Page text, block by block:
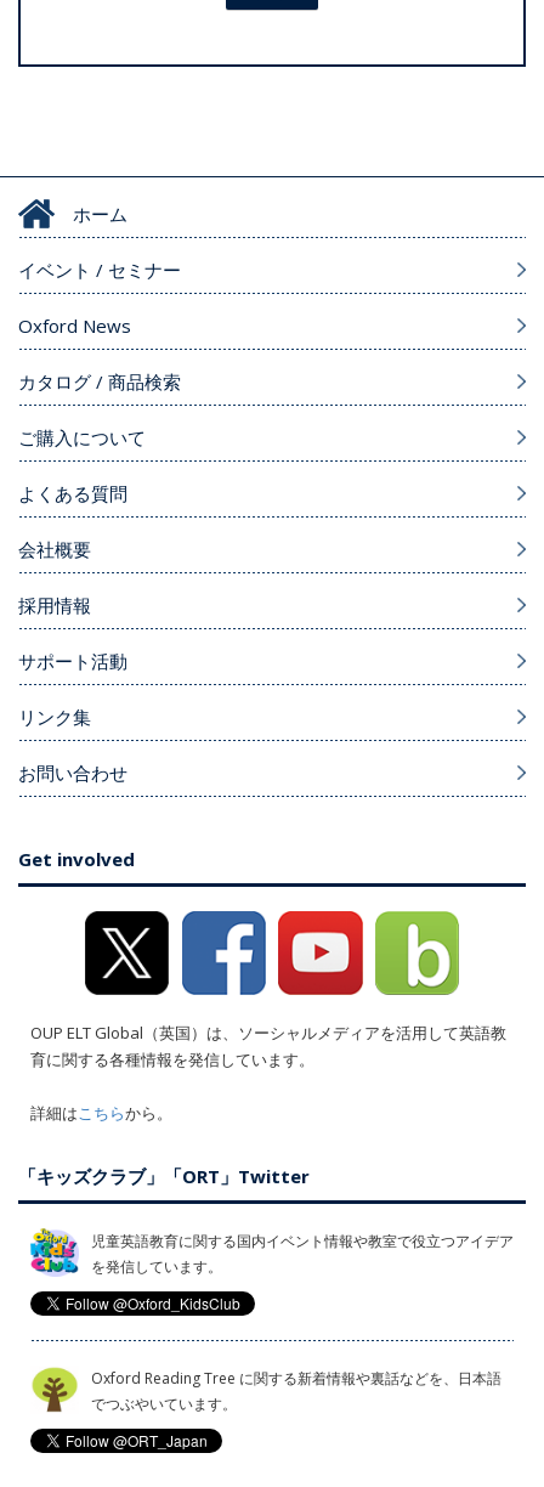
ホーム
イベント / セミナー
Oxford News
カタログ / 商品検索
ご購入について
よくある質問
会社概要
採用情報
サポート活動
リンク集
お問い合わせ
Get involved
OUP ELT Global（英国）は、ソーシャルメディアを活用して英語教
育に関する各種情報を発信しています。
詳細はこちらから。
「キッズクラブ」「ORT」Twitter
児童英語教育に関する国内イベント情報や教室で役立つアイデア
を発信しています。
Oxford Reading Tree に関する新着情報や裏話などを、日本語
でつぶやいています。